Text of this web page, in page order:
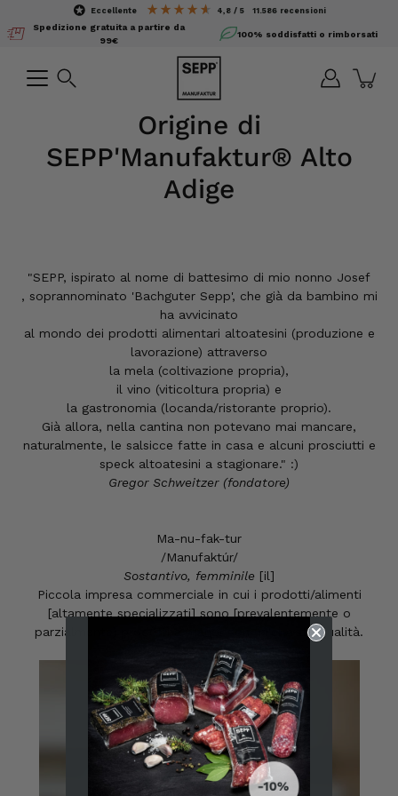
contenuto
Spedizione gratuita a partire da
99€
eccellente 4,8 / 5 11.586 recensioni
100% soddisfatti o rimborsati
Origine di
SEPP'Manufaktur® Alto
Adige
"SEPP, ispirato al nome di battesimo di mio nonno Josef
, soprannominato 'Bachguter Sepp', che già da bambino mi
ha avvicinato
al mondo dei prodotti alimentari altoatesini (produzione e
lavorazione) attraverso
la mela (coltivazione propria),
il vino (viticoltura propria) e
la gastronomia (locanda/ristorante proprio).
Già allora, nella cantina non potevano mai mancare,
naturalmente, le salsicce fatte in casa e alcuni prosciutti e
speck altoatesini a stagionare." :)
Gregor Schweitzer (fondatore)
Ma-nu-fak-tur
/Manufaktúr/
Sostantivo, femminile [il]
Piccola impresa commerciale in cui i prodotti/alimenti
[altamente specializzati] sono [prevalentemente o
parzialmente] prodotti a mano, con un'elevata qualità.
6.247recensioni
valutazione 6.247recensioni